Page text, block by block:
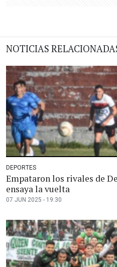
NOTICIAS
DEPORTES
Empataron los rivales de
ensaya la vuelta
07 JUN 2025 - 19:30